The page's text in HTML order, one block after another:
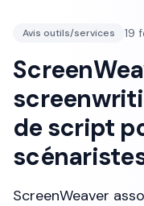
Avis outils/services 19
de script
ScreenWeaver